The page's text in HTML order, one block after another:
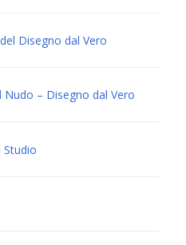
Disegno dal Vero
Nudo – Disegno dal Vero
Studio